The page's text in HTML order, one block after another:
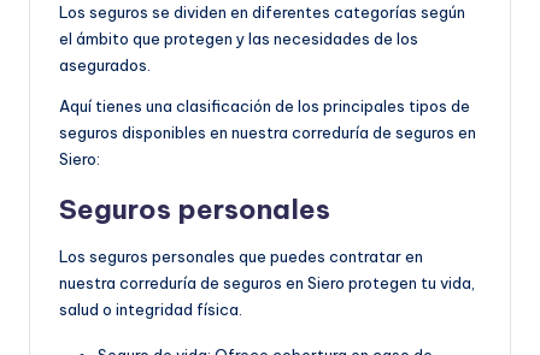
Los seguros se dividen en diferentes categorías según
el ámbito que protegen y las necesidades de los
asegurados.
Aquí tienes una clasificación de los principales tipos de
seguros disponibles en nuestra correduría de seguros en
Siero:
Seguros personales
Los seguros personales que puedes contratar en
nuestra correduría de seguros en Siero protegen tu vida,
salud o integridad física.